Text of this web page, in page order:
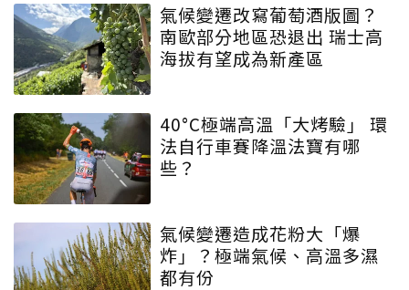
氣候變遷改寫葡萄酒版圖？
南歐部分地區恐退出 瑞士高
海拔有望成為新產區
40°C極端高溫「大烤驗」 環
法自行車賽降溫法寶有哪
些？
氣候變遷造成花粉大「爆
炸」？極端氣候、高溫多濕
都有份